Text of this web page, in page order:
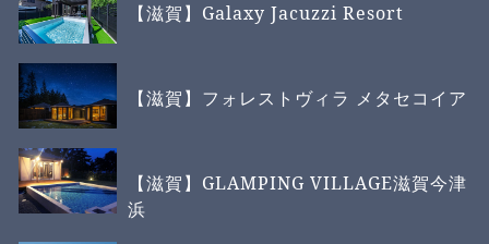
【滋賀】Galaxy Jacuzzi Resort
【滋賀】フォレストヴィラ メタセコイア
【滋賀】GLAMPING VILLAGE滋賀今津
浜